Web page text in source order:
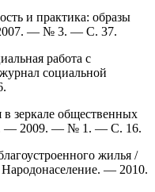
и практика: образы
— № 3. — С. 37.
работа с
социальной
зеркале общественных
— 2009. — № 1. — С. 16.
жилья /
— 2010.